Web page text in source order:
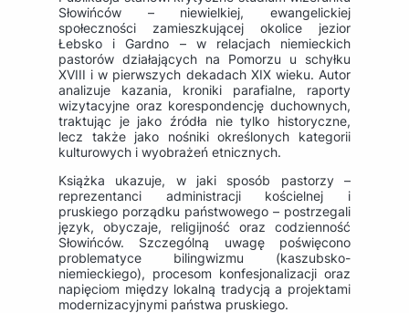
Słowińców – niewielkiej, ewangelickiej
społeczności zamieszkującej okolice jezior
Łebsko i Gardno – w relacjach niemieckich
pastorów działających na Pomorzu u schyłku
XVIII i w pierwszych dekadach XIX wieku. Autor
analizuje kazania, kroniki parafialne, raporty
wizytacyjne oraz korespondencję duchownych,
traktując je jako źródła nie tylko historyczne,
lecz także jako nośniki określonych kategorii
kulturowych i wyobrażeń etnicznych.
Książka ukazuje, w jaki sposób pastorzy –
reprezentanci administracji kościelnej i
pruskiego porządku państwowego – postrzegali
język, obyczaje, religijność oraz codzienność
Słowińców. Szczególną uwagę poświęcono
problematyce bilingwizmu (kaszubsko-
niemieckiego), procesom konfesjonalizacji oraz
napięciom między lokalną tradycją a projektami
modernizacyjnymi państwa pruskiego.